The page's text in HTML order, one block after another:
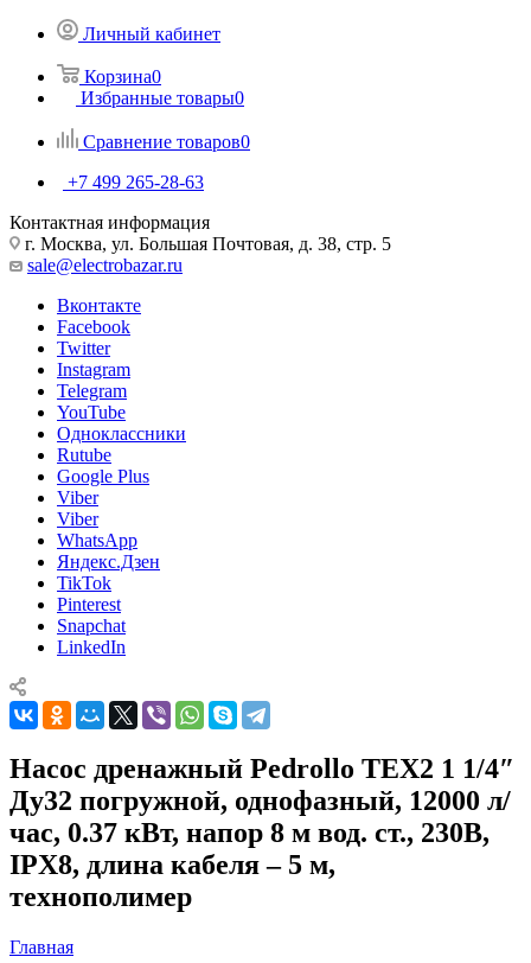
Личный кабинет
Корзина0
Избранные товары0
Сравнение товаров0
+7 499 265-28-63
Контактная информация
г. Москва, ул. Большая Почтовая, д. 38, стр. 5
sale@electrobazar.ru
Вконтакте
Facebook
Twitter
Instagram
Telegram
YouTube
Одноклассники
Rutube
Google Plus
Viber
Viber
WhatsApp
Яндекс.Дзен
TikTok
Pinterest
Snapchat
LinkedIn
Насос дренажный Pedrollo TEX2 1 1/4″
Ду32 погружной, однофазный, 12000 л/
час, 0.37 кВт, напор 8 м вод. ст., 230В,
IPX8, длина кабеля – 5 м,
технополимер
Главная